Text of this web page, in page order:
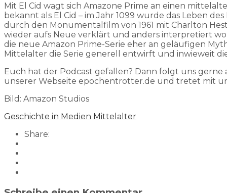
Mit El Cid wagt sich Amazone Prime an einen
bekannt als El Cid – im Jahr 1099 wurde das Leben
durch den Monumentalfilm von 1961 mit Charlton
wieder aufs Neue verklärt und anders interpretiert
die neue Amazon Prime-Serie eher an geläufigen
Mittelalter die Serie generell entwirft und inwieweit
Euch hat der Podcast gefallen? Dann folgt uns
unserer Webseite epochentrotter.de und tretet mit
Bild: Amazon Studios
Geschichte in Medien Mittelalter
Share: